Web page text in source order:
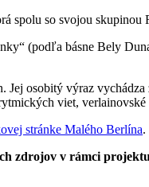
spolu so svojou
(podľa básne Bely
Jej osobitý výraz
viet,
stránke Malého Berlína.
zdrojov v rámci